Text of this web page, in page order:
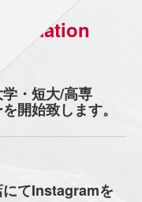
学・短大/高専
開始致します。
にてInstagramを